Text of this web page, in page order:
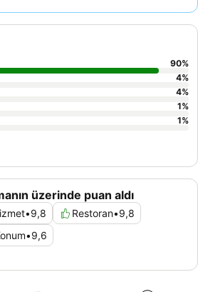
üzerinde puan aldı
•9,8 Restoran•9,8
•9,6
90%
4%
4%
1%
1%